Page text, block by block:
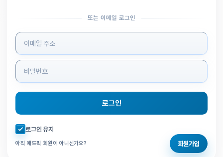
또는 이메일 로그인
로그인 정보 입력
로그인
자동로그인 체크
로그인 유지
아직 애드픽 회원이 아니신가요? 회원가입